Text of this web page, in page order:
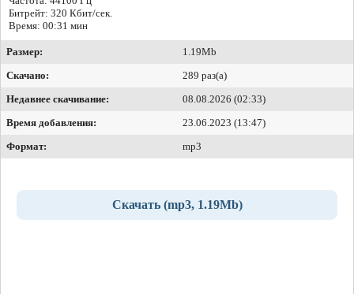
Битрейт: 320 Кбит/сек.
Время: 00:31 мин
Размер:
1.19Mb
Скачано:
289 раз(а)
Недавнее скачивание:
08.08.2026 (02:33)
Время добавления:
23.06.2023 (13:47)
Формат:
mp3
Скачать (mp3, 1.19Mb)